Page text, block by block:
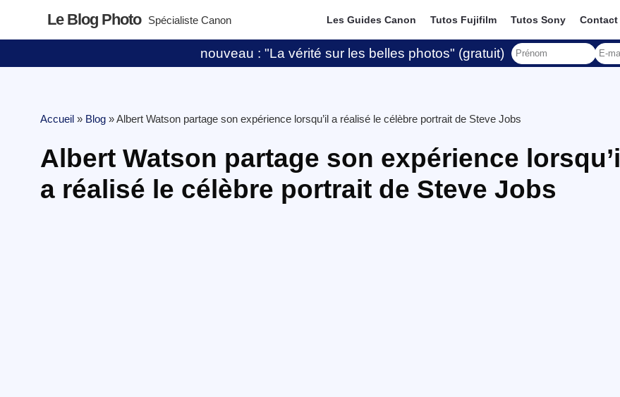
Le Blog Photo Spécialiste Canon Les Guides Canon Tutos Fujifilm Tutos Sony Contact
nouveau : "La vérité sur les belles photos" (gratuit)
Accueil » Blog »Albert Watson partage son expérience lorsqu’il a réalisé le célèbre portrait de Steve Jobs
Albert Watson partage son expérience lorsqu’il
a réalisé le célèbre portrait de Steve Jobs